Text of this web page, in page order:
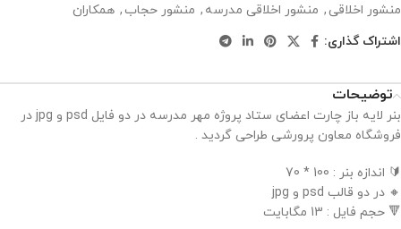
منشور اخلاقی , منشور اخلاقی مدرسه , منشور حجاب , همکاران
اشتراک گذاری:
توضیحات
بنر لایه باز چارت اعضای ستاد پروژه مهر مدرسه در دو فایل psd و jpg در
فروشگاه معاون پرورشی طراحی گردید .
🔰 اندازه بنر : 100 * 70
🔸 در دو قالب psd و jpg
🔻 حجم فایل : 13 مگابایت